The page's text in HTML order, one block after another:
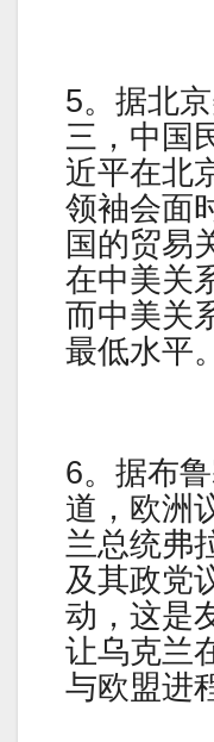
5。据北
三，中国
近平在北
领袖会面
国的贸易
在中美关
而中美关
最低水平。
6。据布
道，欧洲
兰总统弗
及其政党
动，这是
让乌克兰
与欧盟进